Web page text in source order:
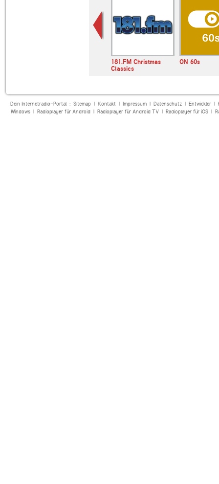
181.FM Christmas
Classics
ON 60s
Dein Internetradio-Portal : Sitemap| Kontakt| Impressum| Datenschutz| Entwickler|
Windows| Radioplayer für Android| Radioplayer für Android TV| Radioplayer für iOS|